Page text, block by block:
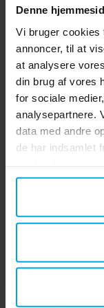
Denne
Vi bruger cookies
annoncer, til at
at analysere
din brug af vores
for sociale
analysepartnere.
data med andre
de har indsamlet
Lignende